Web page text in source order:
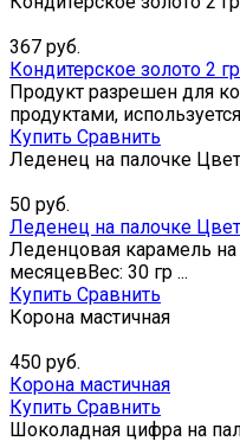
367 руб.
Кондитерское золото 2
Продукт разрешен для
продуктами,
Купить Сравнить
Леденец на палочке
50 руб.
Леденец на палочке
Леденцовая карамель на
месяцевВес: 30 гр ...
Купить Сравнить
Корона мастичная
450 руб.
Корона мастичная
Купить Сравнить
Шоколадная цифра на